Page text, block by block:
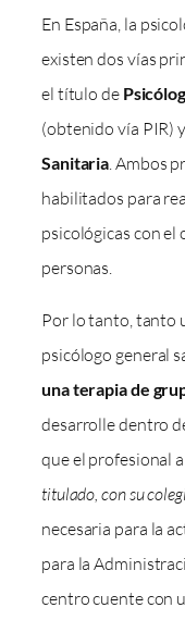
En España, la
existen dos vías
el título de
(obtenido vía PIR)
Sanitaria . Ambos
habilitados para
psicológicas con el
personas.
Por lo tanto, tanto
psicólogo general
una terapia de
desarrolle dentro
que el profesional
titulado, con su
necesaria para la
para la
centro cuente con